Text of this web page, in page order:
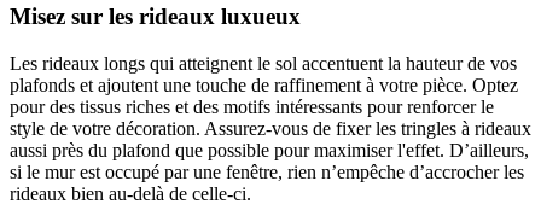
Misez sur les rideaux luxueux
Les rideaux longs qui atteignent le sol accentuent la hauteur de vos
plafonds et ajoutent une touche de raffinement à votre pièce. Optez
pour des tissus riches et des motifs intéressants pour renforcer le
style de votre décoration. Assurez-vous de fixer les tringles à rideaux
aussi près du plafond que possible pour maximiser l'effet. D’ailleurs,
si le mur est occupé par une fenêtre, rien n’empêche d’accrocher les
rideaux bien au-delà de celle-ci.